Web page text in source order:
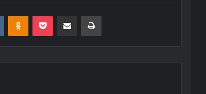
VKontakteOdnoklassniki
Pocket E-Posta ile paylaş Yazdır